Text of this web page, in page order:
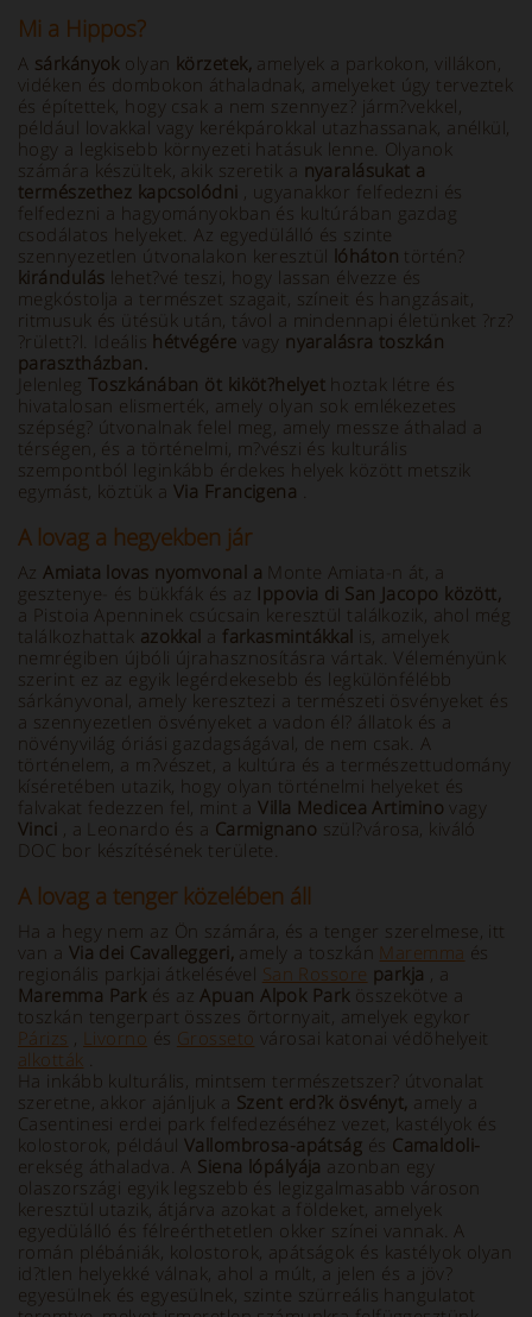
Mi a Hippos?
A sárkányokolyan körzetek,amelyek a parkokon, villákon,
vidéken és dombokon áthaladnak, amelyeket úgy terveztek
és építettek, hogy csak a nem szennyez? járm?vekkel,
például lovakkal vagy kerékpárokkal utazhassanak, anélkül,
hogy a legkisebb környezeti hatásuk lenne. Olyanok
számára készültek, akik szeretik a nyaralásukat a
természethez kapcsolódni , ugyanakkor felfedezni és
felfedezni a hagyományokban és kultúrában gazdag
csodálatos helyeket. Az egyedülálló és szinte
szennyezetlen útvonalakon keresztül lóháton történ?
kirándulás lehet?vé teszi, hogy lassan élvezze és
megkóstolja a természet szagait, színeit és hangzásait,
ritmusuk és ütésük után, távol a mindennapi életünket ?rz?
?rülett?l. Ideális hétvégére vagy nyaralásra toszkán
parasztházban.
Jelenleg Toszkánában öt kiköt?helyethoztak létre és
hivatalosan elismerték, amely olyan sok emlékezetes
szépség? útvonalnak felel meg, amely messze áthalad a
térségen, és a történelmi, m?vészi és kulturális
szempontból leginkább érdekes helyek között metszik
egymást, köztük a Via Francigena .
A lovag a hegyekben jár
AzAmiata lovas nyomvonal a Monte Amiata-n át, a
gesztenye- és bükkfák és az Ippovia di San Jacopo között,
a Pistoia Apenninek csúcsain keresztül találkozik, ahol még
találkozhattak azokkal a farkasmintákkal is, amelyek
nemrégiben újbóli újrahasznosításra vártak. Véleményünk
szerint ez az egyik legérdekesebb és legkülönfélébb
sárkányvonal, amely keresztezi a természeti ösvényeket és
a szennyezetlen ösvényeket a vadon él? állatok és a
növényvilág óriási gazdagságával, de nem csak. A
történelem, a m?vészet, a kultúra és a természettudomány
kíséretében utazik, hogy olyan történelmi helyeket és
falvakat fedezzen fel, mint aVilla Medicea Artimino vagy
Vinci , a Leonardo és a Carmignano szül?városa, kiváló
DOC bor készítésének területe.
A lovag a tenger közelében áll
Ha a hegy nem az Ön számára, és a tenger szerelmese, itt
van a Via dei Cavalleggeri,amely a toszkán Maremma és
regionális parkjai átkelésével San Rossore parkja , a
Maremma Parkés azApuan Alpok Parkösszekötve a
toszkán tengerpart összes õrtornyait, amelyek egykor
Párizs , Livorno és Grosseto városai katonai védõhelyeit
alkották .
Ha inkább kulturális, mintsem természetszer? útvonalat
szeretne, akkor ajánljuk a Szent erd?k ösvényt, amely a
Casentinesi erdei park felfedezéséhez vezet, kastélyok és
kolostorok, például Vallombrosa-apátság és Camaldoli-
erekség áthaladva. A Siena lópályája azonban egy
olaszországi egyik legszebb és legizgalmasabb városon
keresztül utazik, átjárva azokat a földeket, amelyek
egyedülálló és félreérthetetlen okker színei vannak. A
román plébániák, kolostorok, apátságok és kastélyok olyan
id?tlen helyekké válnak, ahol a múlt, a jelen és a jöv?
egyesülnek és egyesülnek, szinte szürreális hangulatot